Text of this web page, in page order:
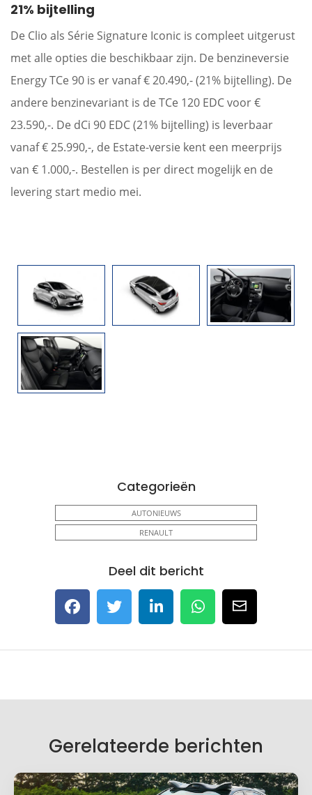
21% bijtelling
De Clio als Série Signature Iconic is compleet uitgerust
met alle opties die beschikbaar zijn. De benzineversie
Energy TCe 90 is er vanaf € 20.490,- (21% bijtelling). De
andere benzinevariant is de TCe 120 EDC voor €
23.590,-. De dCi 90 EDC (21% bijtelling) is leverbaar
vanaf € 25.990,-, de Estate-versie kent een meerprijs
van € 1.000,-. Bestellen is per direct mogelijk en de
levering start medio mei.
Categorieën
AUTONIEUWS
RENAULT
Deel dit bericht
Gerelateerde berichten